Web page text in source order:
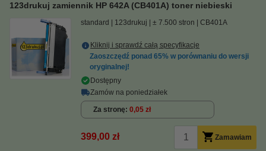
123drukuj zamiennik HP 642A (CB401A) toner niebieski
standard 123drukuj ± 7.500 stron CB401A
Kliknij i sprawdź całą specyfikacje
Zaoszczędź ponad 65% w porównaniu do wersji
oryginalnej!
Dostępny
Zamów na poniedziałek
Za stronę 0,05 zł
399,00 zł Zamawiam